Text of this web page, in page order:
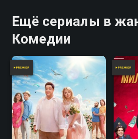
Ещё сериалы в
Комедии